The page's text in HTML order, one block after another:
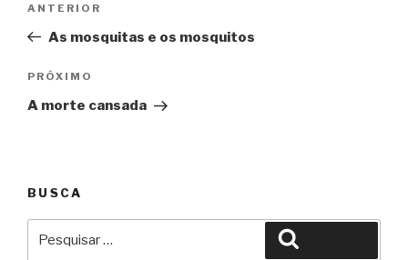
Post
Anterior
ANTERIOR
As mosquitas e os mosquitos
Próximo
PRÓXIMO
A morte cansada
BUSCA